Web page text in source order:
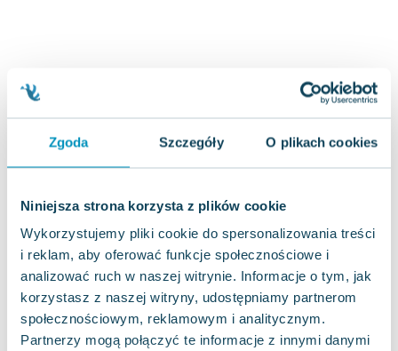
Zgoda Szczegóły O plikach cookies
Niniejsza strona korzysta z plików cookie
Wykorzystujemy pliki cookie do spersonalizowania treści
i reklam, aby oferować funkcje społecznościowe i
analizować ruch w naszej witrynie. Informacje o tym, jak
korzystasz z naszej witryny, udostępniamy partnerom
społecznościowym, reklamowym i analitycznym.
Partnerzy mogą połączyć te informacje z innymi danymi
Oscar Wilde
Małgorzata Ohme
Leszek Czarnecki
Maria Seweryn
Eric Helms
Anna Prus (oprac.)
Nela Mała Reporterka
Agnieszka Maciąg
Barbara Wrzesińska